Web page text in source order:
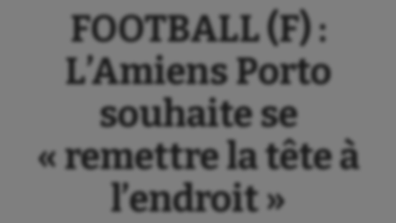
FOOTBALL (F) :
L’Amiens Porto
souhaite se
« remettre la tête à
l’endroit »